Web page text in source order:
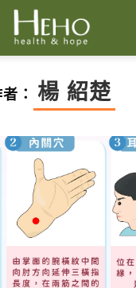
： 楊 紹楚